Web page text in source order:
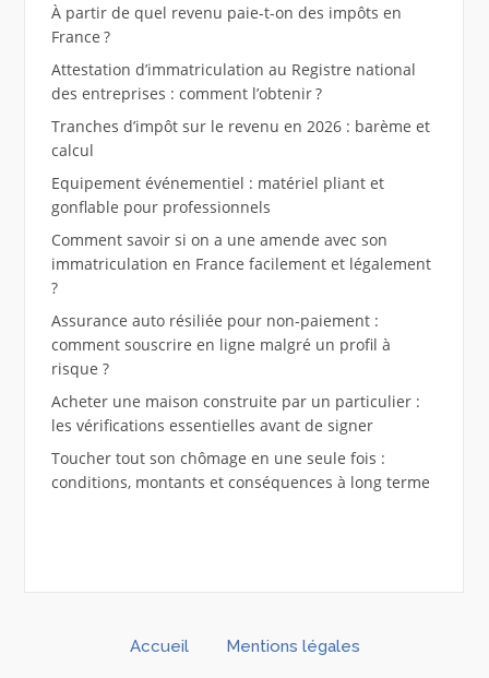
À partir de quel revenu paie-t-on des impôts en
France ?
Attestation d’immatriculation au Registre national
des entreprises : comment l’obtenir ?
Tranches d’impôt sur le revenu en 2026 : barème et
calcul
Equipement événementiel : matériel pliant et
gonflable pour professionnels
Comment savoir si on a une amende avec son
immatriculation en France facilement et légalement
?
Assurance auto résiliée pour non-paiement :
comment souscrire en ligne malgré un profil à
risque ?
Acheter une maison construite par un particulier :
les vérifications essentielles avant de signer
Toucher tout son chômage en une seule fois :
conditions, montants et conséquences à long terme
Accueil Mentions légales